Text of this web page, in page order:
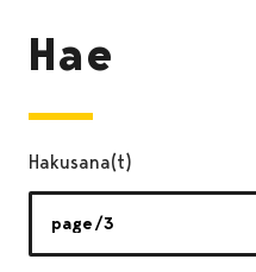
Hae
Hakusana(t)